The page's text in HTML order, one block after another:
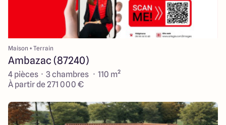
Maison + Terrain
Ambazac (87240)
4 pièces · 3 chambres · 110 m²
À partir de 271 000 €